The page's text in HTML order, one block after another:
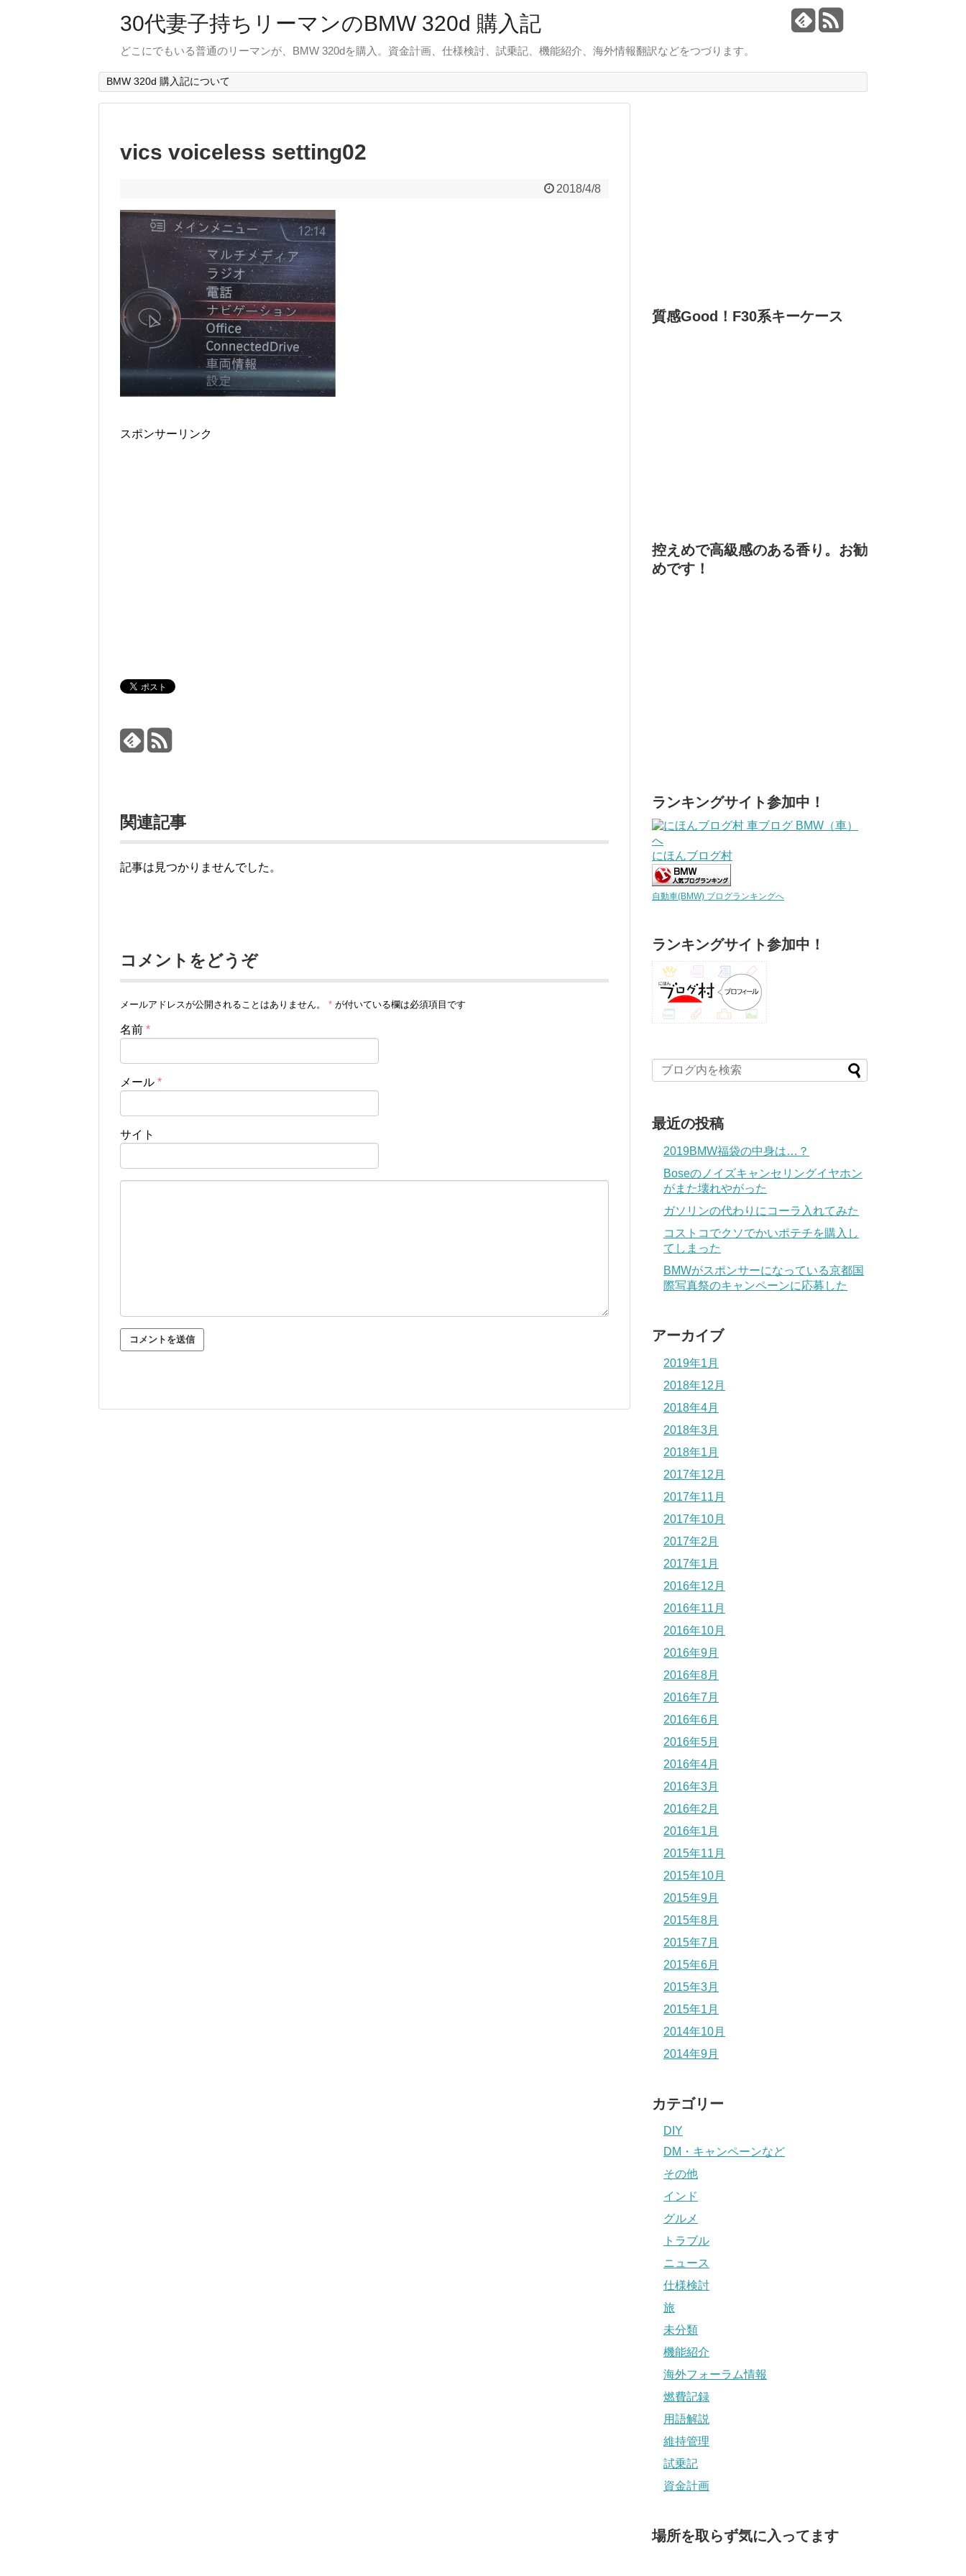
30代妻子持ちリーマンのBMW 320d 購入記
どこにでもいる普通のリーマンが、BMW 320dを購入。資金計画、仕様検討、試乗記、機能紹介、海外情報翻訳などをつづります。
BMW 320d 購入記について
vics voiceless setting02
2018/4/8
スポンサーリンク
関連記事
記事は見つかりませんでした。
コメントをどうぞ
メールアドレスが公開されることはありません。 * が付いている欄は必須項目です
名前 *
メール *
サイト
質感Good！F30系キーケース
控えめで高級感のある香り。お勧
めです！
ランキングサイト参加中！
にほんブログ村
自動車(BMW) ブログランキングへ
ランキングサイト参加中！
最近の投稿
2019BMW福袋の中身は…？
Boseのノイズキャンセリングイヤホン
がまた壊れやがった
ガソリンの代わりにコーラ入れてみた
コストコでクソでかいポテチを購入し
てしまった
BMWがスポンサーになっている京都国
際写真祭のキャンペーンに応募した
アーカイブ
2019年1月
2018年12月
2018年4月
2018年3月
2018年1月
2017年12月
2017年11月
2017年10月
2017年2月
2017年1月
2016年12月
2016年11月
2016年10月
2016年9月
2016年8月
2016年7月
2016年6月
2016年5月
2016年4月
2016年3月
2016年2月
2016年1月
2015年11月
2015年10月
2015年9月
2015年8月
2015年7月
2015年6月
2015年3月
2015年1月
2014年10月
2014年9月
カテゴリー
DIY
DM・キャンペーンなど
その他
インド
グルメ
トラブル
ニュース
仕様検討
旅
未分類
機能紹介
海外フォーラム情報
燃費記録
用語解説
維持管理
試乗記
資金計画
場所を取らず気に入ってます